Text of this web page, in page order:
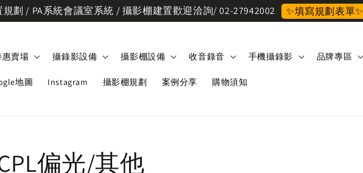
劃 / PA系統會議室系統 / 攝影棚建置歡迎洽詢/ 02-27942002 ✨填寫規劃表單✨
惠賣場 攝錄影設備 攝影棚設備 收音錄音 手機攝錄影 品牌專區
地圖 Instagram 攝影棚規劃 案例分享 購物須知
偏光/其他